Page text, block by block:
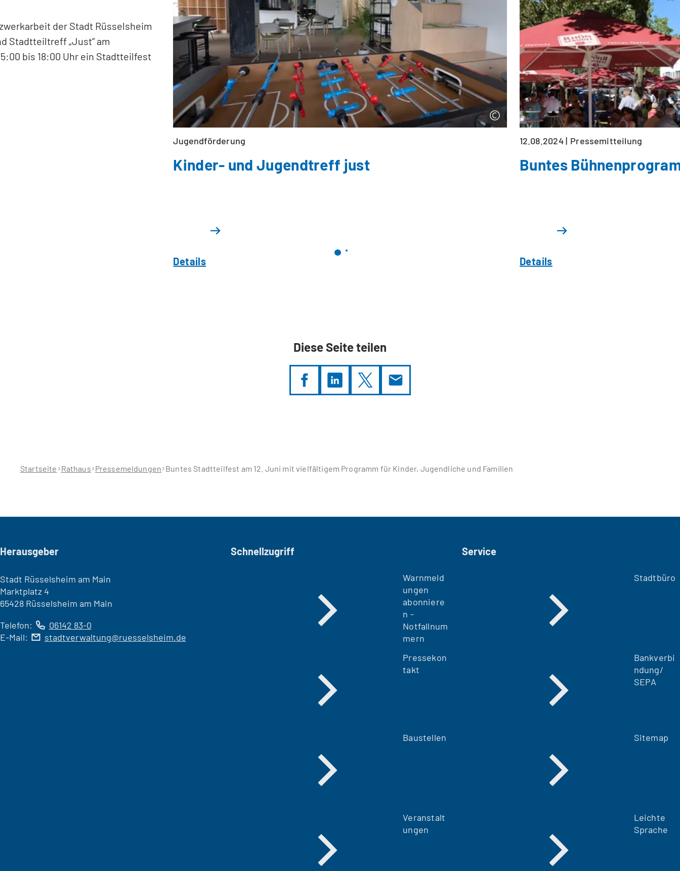
der Stadt Rüsselsheim
Stadtteiltreff „Just“ am
bis 18:00 Uhr ein Stadtteilfest
Jugendförderung
Kinder- und Jugendtreff just
Details
12.08.2024 Pressemitteilung
Buntes
Details
Diese Seite teilen
hier:Startseite Rathaus Pressemeldungen Buntes Stadtteilfest am 12. Juni mit vielfältigem Programm für Kinder, Jugendliche und Familien
Seitenfuß
Herausgeber
Stadt Rüsselsheim am Main
Marktplatz 4
65428 Rüsselsheim am Main
Telefon:
06142 83-0
E-Mail:
stadtverwaltung ruesselsheim de
Schnellzugriff
Warnmeld
ungen
abonniere
n -
Notfallnum
mern
Pressekon
takt
Baustellen
Veranstalt
ungen
Service
Stadtbüro
Bankverbi
ndung/
SEPA
Sitemap
Leichte
Sprache